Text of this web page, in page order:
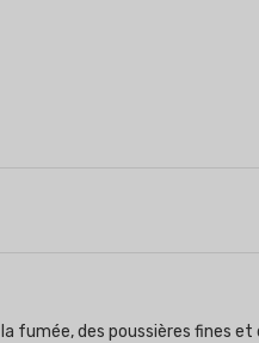
fumée, des poussières fines et